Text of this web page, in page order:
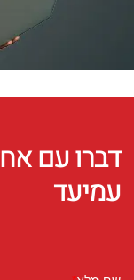
דברו עם
עמיעד